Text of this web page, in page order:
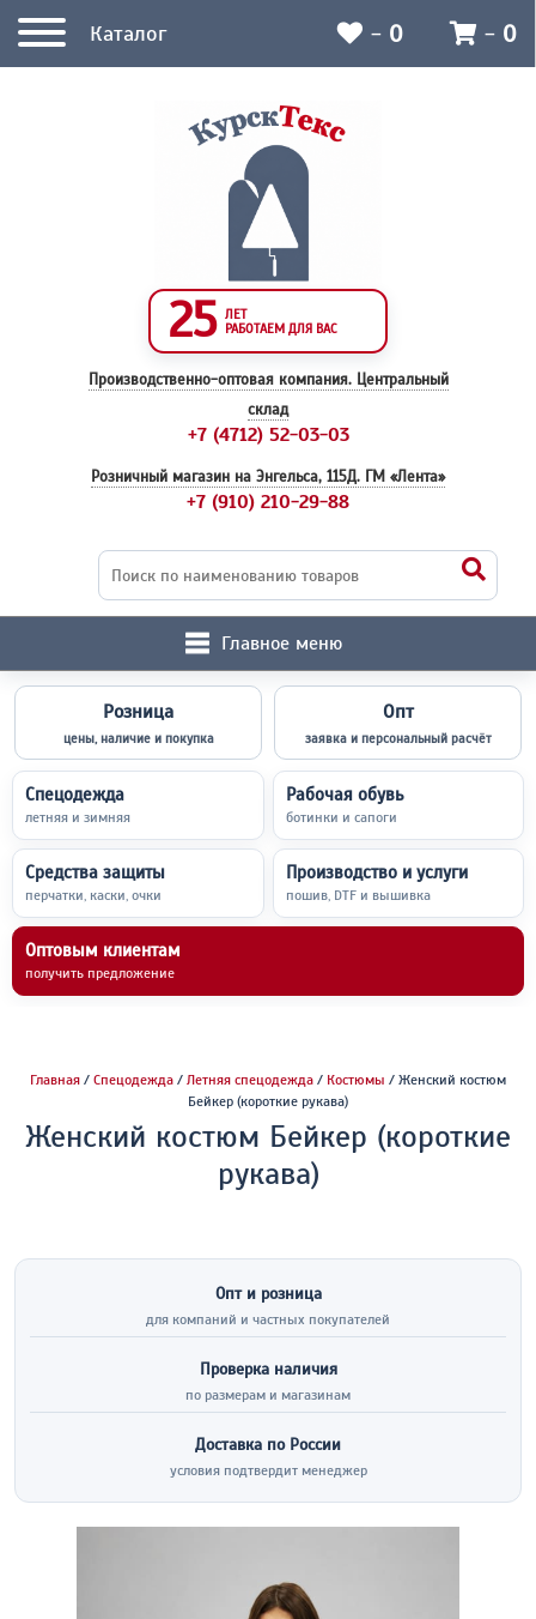
25 ЛЕТ
РАБОТАЕМ ДЛЯ ВАС
Производственно-оптовая компания. Центральный
склад
+7 (4712) 52-03-03
Розничный магазин на Энгельса, 115Д. ГМ «Лента»
+7 (910) 210-29-88
Главное меню
Розница
цены, наличие и покупка
Опт
заявка и персональный расчёт
Спецодежда
летняя и зимняя
Рабочая обувь
ботинки и сапоги
Средства защиты
перчатки, каски, очки
Производство и услуги
пошив, DTF и вышивка
Оптовым клиентам
получить предложение
Каталог - 0 - 0
Главная / Спецодежда / Летняя спецодежда / Костюмы / Женский костюм
Бейкер (короткие рукава)
Женский костюм Бейкер (короткие
рукава)
Опт и розница
для компаний и частных покупателей
Проверка наличия
по размерам и магазинам
Доставка по России
условия подтвердит менеджер